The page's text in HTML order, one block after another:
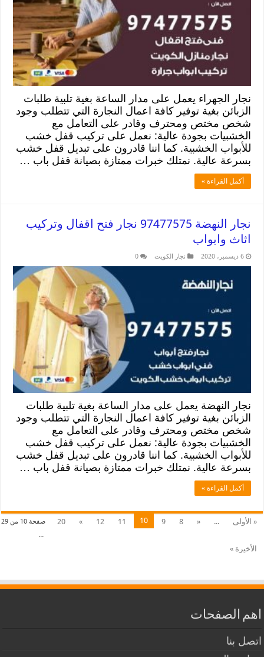
نجار الجهراء يعمل على مدار الساعة بغية تلبية طلبات
الزبائن بغية توفير كافة اعمال النجارة التي تتطلب وجود
شخص مختص ومحترف وقادر على التعامل مع
الخشبيات بجودة عالية: نعمل على تركيب قفل خشب
للأبواب الخشبية. كما اننا قادرون على تبديل قفل خشب
بسرعة عالية. نمتلك خبرات ممتازة بصيانة قفل باب …
أكمل القراءة »
نجار النهضة 97477575 نجار فتح اقفال وتركيب
اثاث وابواب
6 ديسمبر، 2020 نجار الكويت 0
نجار النهضة يعمل على مدار الساعة بغية تلبية طلبات
الزبائن بغية توفير كافة اعمال النجارة التي تتطلب وجود
شخص مختص ومحترف وقادر على التعامل مع
الخشبيات بجودة عالية: نعمل على تركيب قفل خشب
للأبواب الخشبية. كما اننا قادرون على تبديل قفل خشب
بسرعة عالية. نمتلك خبرات ممتازة بصيانة قفل باب …
أكمل القراءة »
صفحة 10 من 29 « الأولى ...
«
8
9
10
11
12
»
20
...
الأخيرة »
اهم الصفحات
اتصل بنا